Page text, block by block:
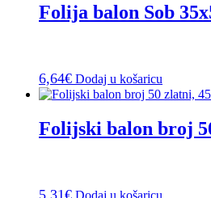
Folija balon Sob
6,64€ Dodaj u košaricu
Folijski balon broj
5,31€ Dodaj u košaricu